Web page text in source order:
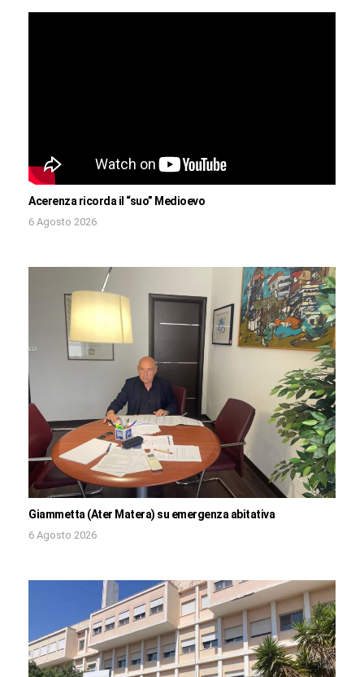
Acerenza ricorda il “suo” Medioevo
6 Agosto 2026
Giammetta (Ater Matera) su emergenza abitativa
6 Agosto 2026